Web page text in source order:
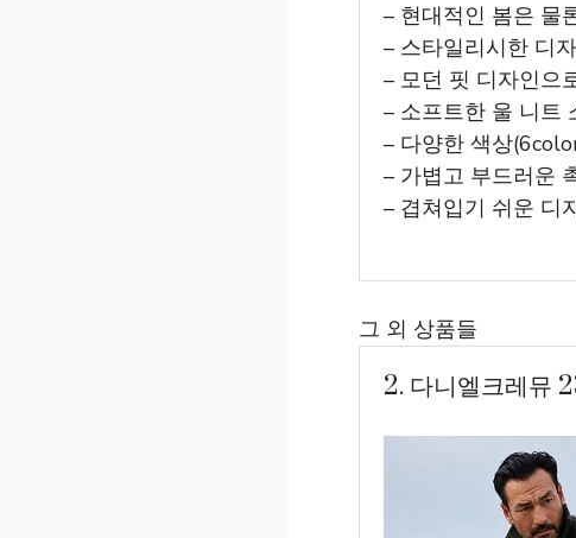
– 현대적인 봄은 물
– 스타일리시한 디
– 모던 핏 디자인으
– 소프트한 울 니트
– 다양한 색상
– 가볍고 부드러운
– 겹쳐입기 쉬운 디
그 외 상품들
2. 다니엘크레뮤